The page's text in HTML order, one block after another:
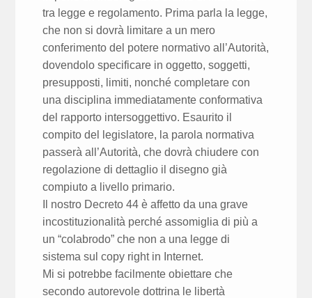
tra legge e regolamento. Prima parla la legge,
che non si dovrà limitare a un mero
conferimento del potere normativo all’Autorità,
dovendolo specificare in oggetto, soggetti,
presupposti, limiti, nonché completare con
una disciplina immediatamente conformativa
del rapporto intersoggettivo. Esaurito il
compito del legislatore, la parola normativa
passerà all’Autorità, che dovrà chiudere con
regolazione di dettaglio il disegno già
compiuto a livello primario.
Il nostro Decreto 44 è affetto da una grave
incostituzionalità perché assomiglia di più a
un “colabrodo” che non a una legge di
sistema sul copy right in Internet.
Mi si potrebbe facilmente obiettare che
secondo autorevole dottrina le libertà